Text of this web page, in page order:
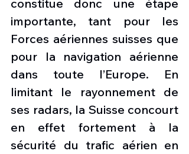
constitue donc une étape
importante, tant pour les
Forces aériennes suisses que
pour la navigation aérienne
dans toute l’Europe. En
limitant le rayonnement de
ses radars, la Suisse concourt
en effet fortement à la
sécurité du trafic aérien en